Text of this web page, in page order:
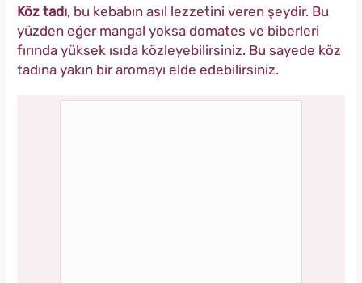
Köz tadı, bu kebabın asıl lezzetini veren şeydir. Bu
yüzden eğer mangal yoksa domates ve biberleri
fırında yüksek ısıda közleyebilirsiniz. Bu sayede köz
tadına yakın bir aromayı elde edebilirsiniz.